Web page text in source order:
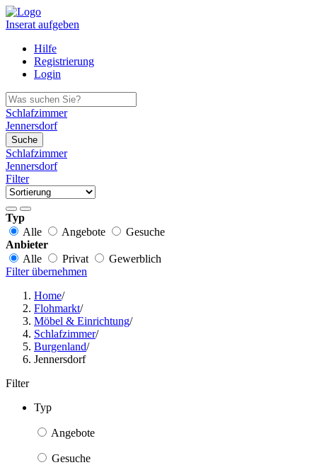
Inserat aufgeben
Hilfe
Registrierung
Login
Schlafzimmer
Jennersdorf
Suche
Schlafzimmer
Jennersdorf
Filter
Typ
Alle
Angebote
Gesuche
Anbieter
Alle
Privat
Gewerblich
Filter übernehmen
Home/
Flohmarkt/
Möbel & Einrichtung/
Schlafzimmer/
Burgenland/
Jennersdorf
Filter
Typ
Angebote
Gesuche